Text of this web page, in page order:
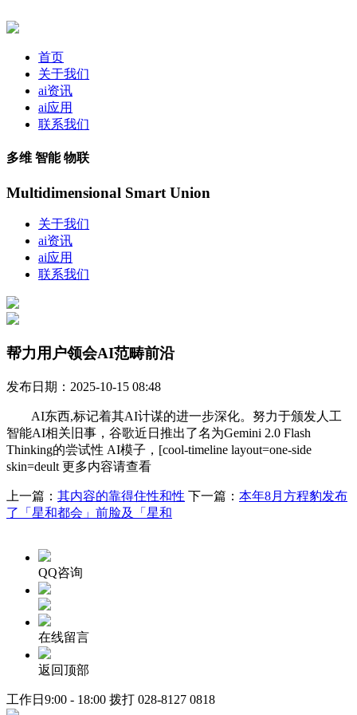
首页
关于我们
ai资讯
ai应用
联系我们
多维 智能 物联
Multidimensional Smart Union
关于我们
ai资讯
ai应用
联系我们
帮力用户领会AI范畴前沿
发布日期：2025-10-15 08:48
AI东西,标记着其AI计谋的进一步深化。努力于颁发人工
智能AI相关旧事，谷歌近日推出了名为Gemini 2.0 Flash
Thinking的尝试性 AI模子，[cool-timeline layout=one-side
skin=deult 更多内容请查看
上一篇： 其内容的靠得住性和性 下一篇： 本年8月方程豹发布
了「星和都会」前脸及「星和
QQ咨询
在线留言
返回顶部
工作日9:00 - 18:00 拨打 028-8127 0818